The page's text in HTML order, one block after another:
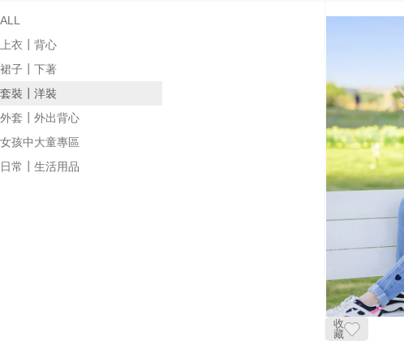
ALL
上衣┃背心
裙子┃下著
套裝┃洋裝
外套┃外出背心
女孩中大童專區
日常┃生活用品
收
藏